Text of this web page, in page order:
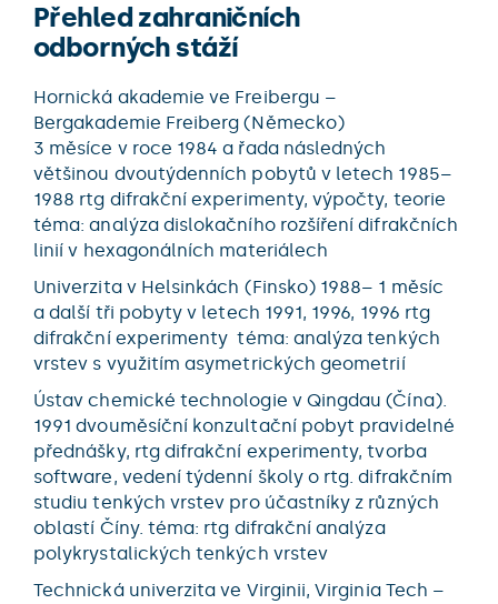
Přehled zahraničních
odborných stáží
Hornická akademie ve Freibergu –
Bergakademie Freiberg (Německo)
3 měsíce v roce 1984 a řada následných
většinou dvoutýdenních pobytů v letech 1985–
1988 rtg difrakční experimenty, výpočty, teorie
téma: analýza dislokačního rozšíření difrakčních
linií v hexagonálních materiálech
Univerzita v Helsinkách (Finsko) 1988– 1 měsíc
a další tři pobyty v letech 1991, 1996, 1996 rtg
difrakční experimenty téma: analýza tenkých
vrstev s využitím asymetrických geometrií
Ústav chemické technologie v Qingdau (Čína).
1991 dvouměsíční konzultační pobyt pravidelné
přednášky, rtg difrakční experimenty, tvorba
software, vedení týdenní školy o rtg. difrakčním
studiu tenkých vrstev pro účastníky z různých
oblastí Číny. téma: rtg difrakční analýza
polykrystalických tenkých vrstev
Technická univerzita ve Virginii, Virginia Tech –